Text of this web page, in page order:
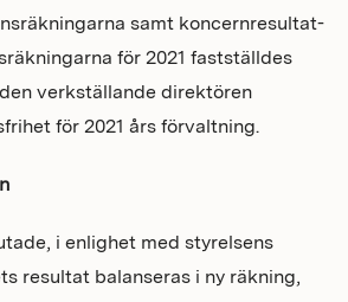
samt koncernresultat-
för 2021 fastställdes
verkställande direktören
för 2021 års förvaltning.
i enlighet med styrelsens
resultat balanseras i ny räkning,